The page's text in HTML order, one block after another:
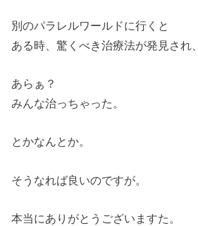
別のパラレルワールドに行くと
ある時、驚くべき治療法が発見され、
あらぁ？
みんな治っちゃった。
とかなんとか。
そうなれば良いのですが。
本当にありがとうございますた。